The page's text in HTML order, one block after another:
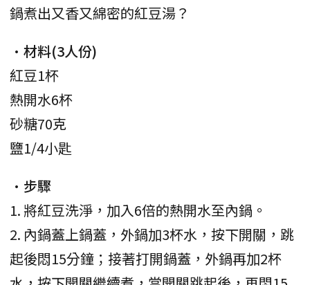
鍋煮出又香又綿密的紅豆湯？
• 材料(3人份)
紅豆1杯
熱開水6杯
砂糖70克
鹽1/4小匙
• 步驟
1. 將紅豆洗淨，加入6倍的熱開水至內鍋。
2. 內鍋蓋上鍋蓋，外鍋加3杯水，按下開關，跳
起後悶15分鐘；接著打開鍋蓋，外鍋再加2杯